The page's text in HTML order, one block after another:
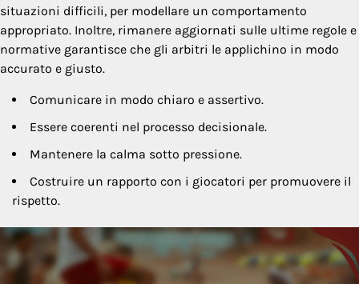
situazioni difficili, per modellare un comportamento
appropriato. Inoltre, rimanere aggiornati sulle ultime regole e
normative garantisce che gli arbitri le applichino in modo
accurato e giusto.
Comunicare in modo chiaro e assertivo.
Essere coerenti nel processo decisionale.
Mantenere la calma sotto pressione.
Costruire un rapporto con i giocatori per promuovere il
rispetto.